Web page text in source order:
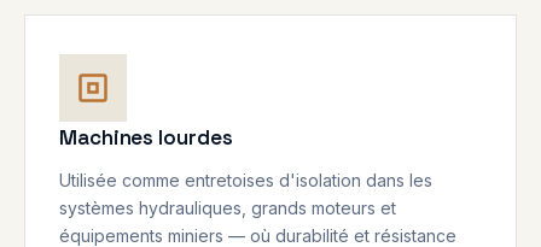
Machines lourdes
Utilisée comme entretoises d'isolation dans les
systèmes hydrauliques, grands moteurs et
équipements miniers — où durabilité et résistance